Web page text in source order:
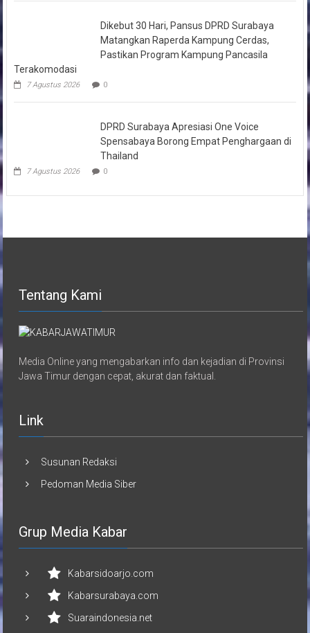
Dikebut 30 Hari, Pansus DPRD Surabaya
Matangkan Raperda Kampung Cerdas,
Pastikan Program Kampung Pancasila
Terakomodasi
7 Agustus 2026 0
DPRD Surabaya Apresiasi One Voice
Spensabaya Borong Empat Penghargaan di
Thailand
7 Agustus 2026 0
Tentang Kami
Media Online yang mengabarkan info dan kejadian di Provinsi
Jawa Timur dengan cepat, akurat dan faktual.
Link
Susunan Redaksi
Pedoman Media Siber
Grup Media Kabar
Kabarsidoarjo.com
Kabarsurabaya.com
Suaraindonesia.net